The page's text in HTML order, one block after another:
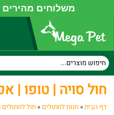
משלוחים
חול סויה | טופו |
דף הבית»חנות לחתולים »חול לחתולים